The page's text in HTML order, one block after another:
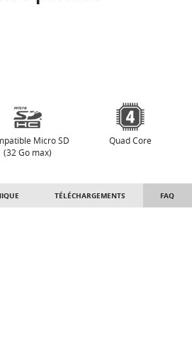
Micro SD
(32 Go max)
Quad Core
TÉLÉCHARGEMENTS FAQ